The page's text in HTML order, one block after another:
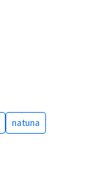
natuna